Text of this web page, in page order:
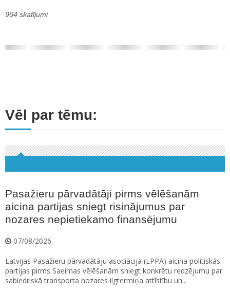
964 skatījumi
Vēl par tēmu:
Pasažieru pārvadātāji pirms vēlēšanām
aicina partijas sniegt risinājumus par
nozares nepietiekamo finansējumu
07/08/2026
Latvijas Pasažieru pārvadātāju asociācija (LPPA) aicina politiskās
partijas pirms Saeimas vēlēšanām sniegt konkrētu redzējumu par
sabiedriskā transporta nozares ilgtermiņa attīstību un...